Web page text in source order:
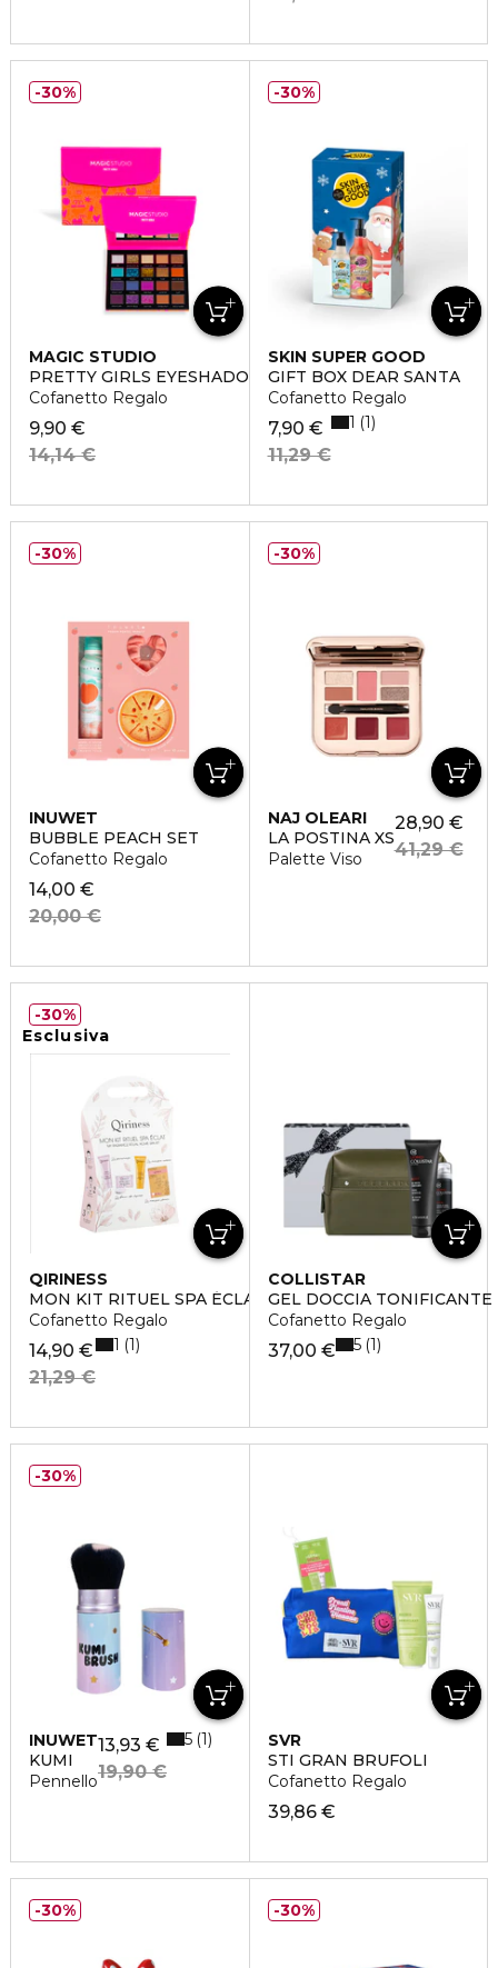
MAGIC STUDIO
PRETTY GIRLS EYESHADOW WALLET
Cofanetto Regalo
9,90 €
14,14 €
30%
SKIN SUPER GOOD
GIFT BOX DEAR SANTA
Cofanetto Regalo
7,90 €
11,29 €
1 1
30%
INUWET
BUBBLE PEACH SET
Cofanetto Regalo
14,00 €
20,00 €
30%
NAJ OLEARI
LA POSTINA XS
Palette Viso
28,90 €
41,29 €
30%
Esclusiva
QIRINESS
MON KIT RITUEL SPA ÉCLAT
Cofanetto Regalo
14,90 €
21,29 €
1 1
30%
COLLISTAR
GEL DOCCIA TONIFICANTE
Cofanetto Regalo
37,00 € 5 1
INUWET
KUMI
Pennello
13,93 €
19,90 €
5 1
30%
SVR
STI GRAN BRUFOLI
Cofanetto Regalo
39,86 €
30% 30%